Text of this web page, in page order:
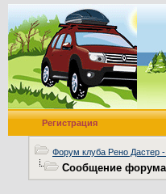
Регистрация
Форум клуба Рено Дастер
Сообщение форума